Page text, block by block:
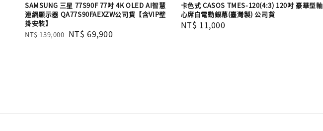
SAMSUNG 三星 77S90F 77吋 4K OLED AI智慧
連網顯示器 QA77S90FAEXZW公司貨【含VIP壁
掛安裝】
Regular
NT$ 139,000 Sale
NT$ 69,900
卡色式 CASOS TMES-120(4:3) 120吋 豪華型軸
心席白電動銀幕(臺灣製) 公司貨
Regular
NT$ 11,000